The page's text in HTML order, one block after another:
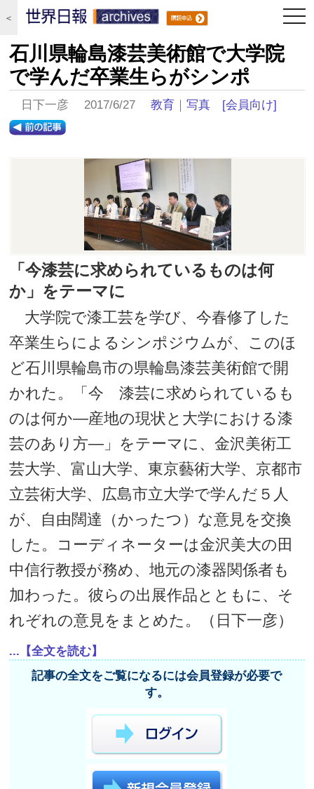
＜
石川県輪島漆芸美術館で大学院
で学んだ卒業生らがシンポ
日下一彦 2017/6/27教育 ｜写真 [会員向け]
「今漆芸に求められているものは何
か」をテーマに
大学院で漆工芸を学び、今春修了した
卒業生らによるシンポジウムが、このほ
ど石川県輪島市の県輪島漆芸美術館で開
かれた。「今 漆芸に求められているも
のは何か―産地の現状と大学における漆
芸のあり方―」をテーマに、金沢美術工
芸大学、富山大学、東京藝術大学、京都市
立芸術大学、広島市立大学で学んだ５人
が、自由闊達（かったつ）な意見を交換
した。コーディネーターは金沢美大の田
中信行教授が務め、地元の漆器関係者も
加わった。彼らの出展作品とともに、そ
れぞれの意見をまとめた。（日下一彦）
...【全文を読む】
記事の全文をご覧になるには会員登録が必要で
す。